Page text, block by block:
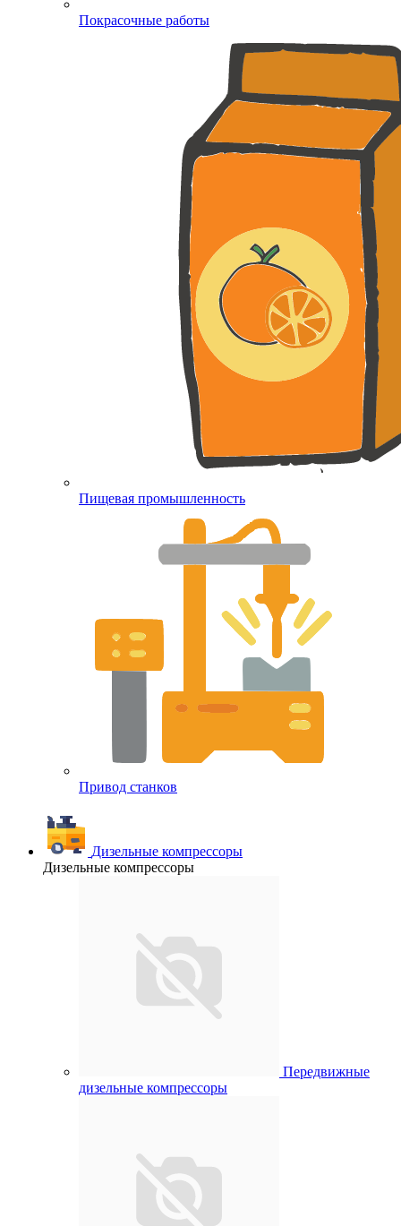
Покрасочные работы
Пищевая промышленность
Привод станков
Дизельные компрессоры
Дизельные компрессоры
Передвижные
дизельные компрессоры